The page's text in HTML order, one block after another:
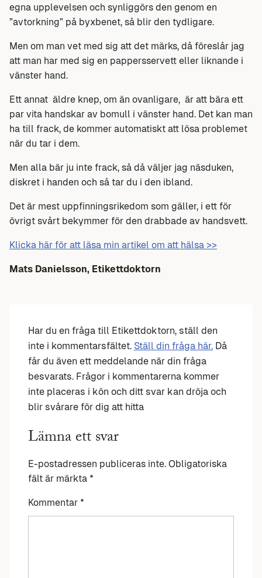
egna upplevelsen och synliggörs den genom en
”avtorkning” på byxbenet, så blir den tydligare.
Men om man vet med sig att det märks, då föreslår jag
att man har med sig en pappersservett eller liknande i
vänster hand.
Ett annat äldre knep, om än ovanligare, är att bära ett
par vita handskar av bomull i vänster hand. Det kan man
ha till frack, de kommer automatiskt att lösa problemet
när du tar i dem.
Men alla bär ju inte frack, så då väljer jag näsduken,
diskret i handen och så tar du i den ibland.
Det är mest uppfinningsrikedom som gäller, i ett för
övrigt svårt bekymmer för den drabbade av handsvett.
Klicka här för att läsa min artikel om att hälsa >>
Mats Danielsson, Etikettdoktorn
Har du en fråga till Etikettdoktorn, ställ den
inte i kommentarsfältet. Ställ din fråga här. Då
får du även ett meddelande när din fråga
besvarats. Frågor i kommentarerna kommer
inte placeras i kön och ditt svar kan dröja och
blir svårare för dig att hitta
Lämna ett svar
E-postadressen publiceras inte. Obligatoriska
fält är märkta *
Kommentar *